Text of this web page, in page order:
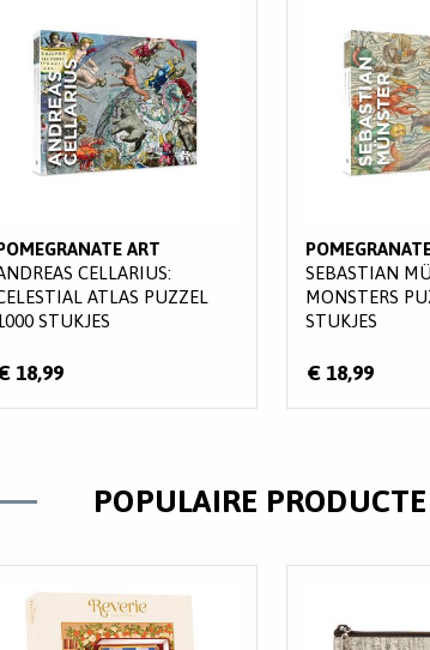
ART
CELLARIUS:
ATLAS PUZZEL
STUKJES
18,99
SEBASTIAN
MONSTERS
STUKJES
€ 18,99
POPULAIRE